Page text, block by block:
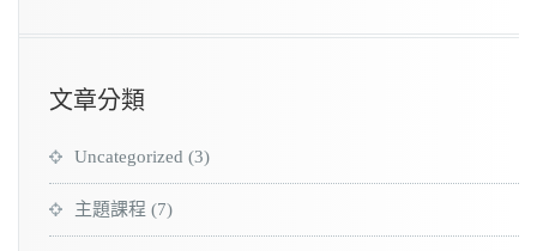
文章分類
Uncategorized (3)
主題課程 (7)